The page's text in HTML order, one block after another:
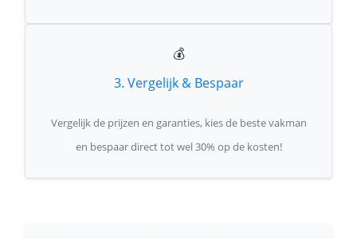
💰
3. Vergelijk & Bespaar
Vergelijk de prijzen en garanties, kies de beste vakman
en bespaar direct tot wel 30% op de kosten!